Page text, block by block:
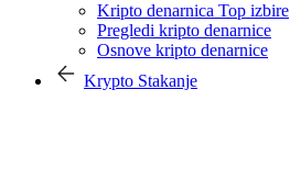
Kripto denarnica Top izbire
Pregledi kripto denarnice
Osnove kripto denarnice
Krypto Stakanje